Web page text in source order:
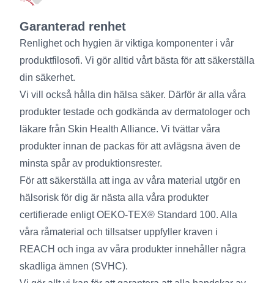
Garanterad renhet
Renlighet och hygien är viktiga komponenter i vår
produktfilosofi. Vi gör alltid vårt bästa för att säkerställa
din säkerhet.
Vi vill också hålla din hälsa säker. Därför är alla våra
produkter testade och godkända av dermatologer och
läkare från Skin Health Alliance. Vi tvättar våra
produkter innan de packas för att avlägsna även de
minsta spår av produktionsrester.
För att säkerställa att inga av våra material utgör en
hälsorisk för dig är nästa alla våra produkter
certifierade enligt OEKO-TEX® Standard 100. Alla
våra råmaterial och tillsatser uppfyller kraven i
REACH och inga av våra produkter innehåller några
skadliga ämnen (SVHC).